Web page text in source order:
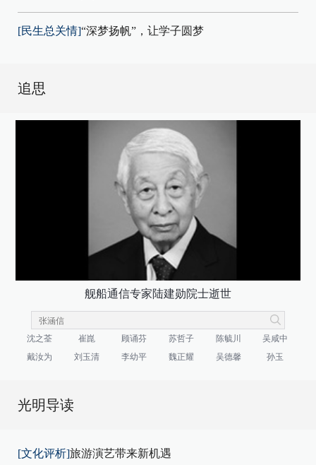
[民生总关情]“深梦扬帆”，让学子圆梦
追思
舰船通信专家陆建勋院士逝世
沈之荃 崔崑 顾诵芬 苏哲子 陈毓川
吴咸中
戴汝为
刘玉清 李幼平 魏正耀 吴德馨 孙玉
光明导读
[文化评析]旅游演艺带来新机遇